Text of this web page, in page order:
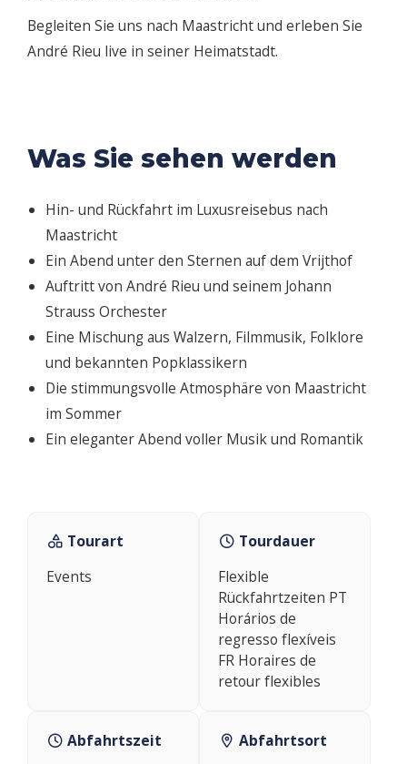
Begleiten Sie uns nach Maastricht und erleben Sie
André Rieu live in seiner Heimatstadt.
Was Sie sehen werden
Hin- und Rückfahrt im Luxusreisebus nach
Maastricht
Ein Abend unter den Sternen auf dem Vrijthof
Auftritt von André Rieu und seinem Johann
Strauss Orchester
Eine Mischung aus Walzern, Filmmusik, Folklore
und bekannten Popklassikern
Die stimmungsvolle Atmosphäre von Maastricht
im Sommer
Ein eleganter Abend voller Musik und Romantik
Tourart
Events
Tourdauer
Flexible
Rückfahrtzeiten PT
Horários de
regresso flexíveis
FR Horaires de
retour flexibles
Abfahrtszeit
Abfahrtsort